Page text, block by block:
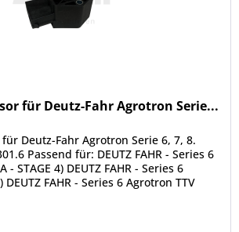
für Deutz-Fahr Agrotron Serie...
Deutz-Fahr Agrotron Serie 6, 7, 8.
Passend für: DEUTZ FAHR - Series 6
- STAGE 4) DEUTZ FAHR - Series 6
DEUTZ FAHR - Series 6 Agrotron TTV